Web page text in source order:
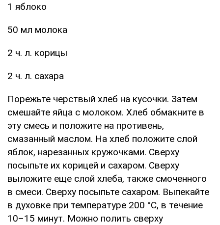
1 яблоко
50 мл молока
2 ч. л. корицы
2 ч. л. сахара
Порежьте черствый хлеб на кусочки. Затем
смешайте яйца с молоком. Хлеб обмакните в
эту смесь и положите на противень,
смазанный маслом. На хлеб положите слой
яблок, нарезанных кружочками. Сверху
посыпьте их корицей и сахаром. Сверху
выложите еще слой хлеба, также смоченного
в смеси. Сверху посыпьте сахаром. Выпекайте
в духовке при температуре 200 °C, в течение
10–15 минут. Можно полить сверху